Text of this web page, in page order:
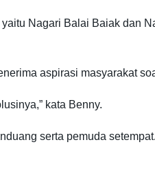
Nagari Balai Baiak dan
aspirasi masyarakat
kata Benny.
serta pemuda